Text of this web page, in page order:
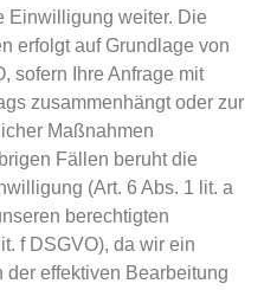
Einwilligung weiter. Die
erfolgt auf Grundlage von
sofern Ihre Anfrage mit
zusammenhängt oder zur
Maßnahmen
Fällen beruht die
(Art. 6 Abs. 1 lit. a
berechtigten
f DSGVO), da wir ein
der effektiven Bearbeitung